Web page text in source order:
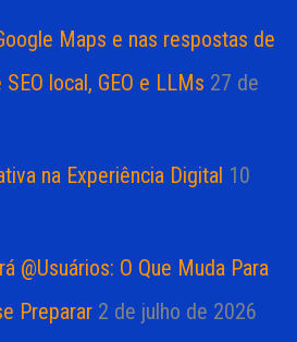
Maps e nas respostas de
local, GEO e LLMs 27 de
na Experiência Digital 10
@Usuários: O Que Muda Para
Preparar 2 de julho de 2026